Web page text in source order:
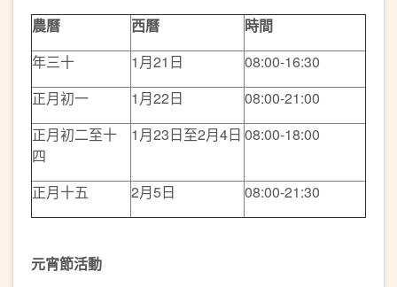
農曆
西曆
時間
年三十
1月21日
08:00-16:30
正月初一
1月22日
08:00-21:00
正月初二至十
四
1月23日至2月4日 08:00-18:00
正月十五 2月5日 08:00-21:30
元宵節活動